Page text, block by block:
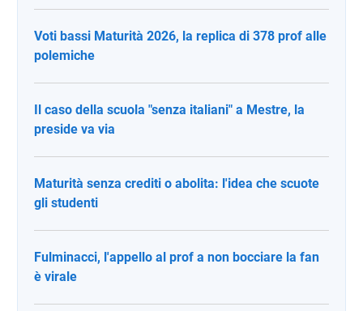
Voti bassi Maturità 2026, la replica di 378 prof alle
polemiche
Il caso della scuola "senza italiani" a Mestre, la
preside va via
Maturità senza crediti o abolita: l'idea che scuote
gli studenti
Fulminacci, l'appello al prof a non bocciare la fan
è virale